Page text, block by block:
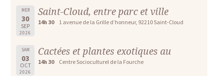
MER
30
SEP
2026
Saint-Cloud, entre parc et ville
14h 30 1 avenue de la Grille d’honneur, 92210 Saint-Cloud
SAM
03
OCT
2026
Cactées et plantes exotiques au
14h 30 Centre Socioculturel de la Fourche